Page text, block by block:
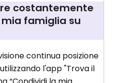
costantemente
famiglia su
continua posizione
l'app "Trova il